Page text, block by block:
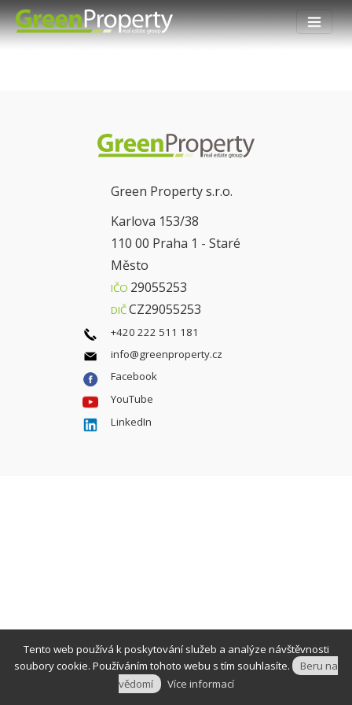
Tento web používá k poskytování služeb a analýze návštěvnosti
soubory cookie. Používáním tohoto webu s tím souhlasíte.
Beru na
vědomí
Více informací
Green Property s.r.o.
Karlova 153/38
110 00 Praha 1 - Staré
Město
IČO 29055253
DIČCZ29055253
+420 222 511 181
info@greenproperty.cz
Facebook
YouTube
LinkedIn